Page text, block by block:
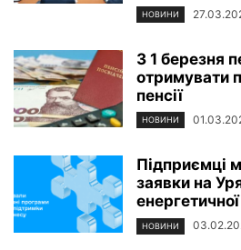
НОВИНИ
З 1 березня
отримувати
пенсії
НОВИНИ
Підприємці
заявки на
НОВИНИ